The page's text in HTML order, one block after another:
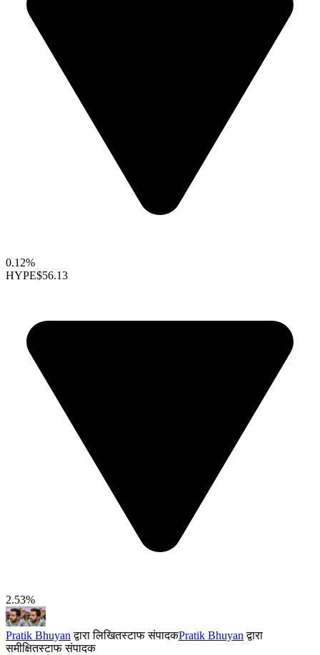
0.12%
HYPE$56.13
2.53%
Pratik Bhuyan द्वारा लिखितस्टाफ संपादकPratik Bhuyan द्वारा
समीक्षितस्टाफ संपादक